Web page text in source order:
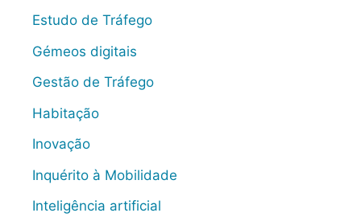
Estudo de Tráfego
Gémeos digitais
Gestão de Tráfego
Habitação
Inovação
Inquérito à Mobilidade
Inteligência artificial